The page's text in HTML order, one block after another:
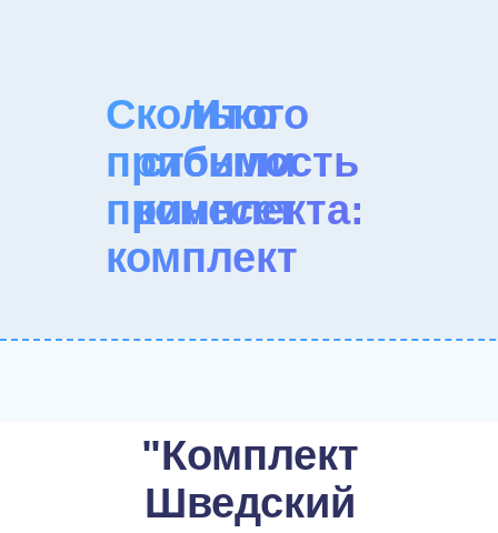
Сколько
прибыли
принесет
комплект
Итого
стоимость
комплекта:
"Комплект
Шведский